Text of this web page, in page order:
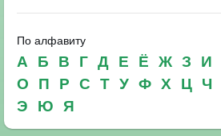
По алфавиту
А Б В Г Д Е Ё Ж З И
О П Р С Т У Ф Х Ц Ч
Э Ю Я